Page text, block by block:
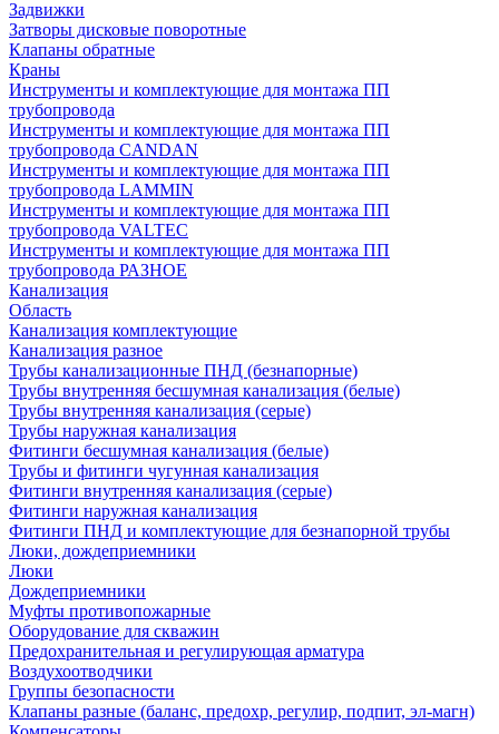
Задвижки
Затворы дисковые поворотные
Клапаны обратные
Краны
Инструменты и комплектующие для монтажа ПП
трубопровода
Инструменты и комплектующие для монтажа ПП
трубопровода CANDAN
Инструменты и комплектующие для монтажа ПП
трубопровода LAMMIN
Инструменты и комплектующие для монтажа ПП
трубопровода VALTEC
Инструменты и комплектующие для монтажа ПП
трубопровода РАЗНОЕ
Канализация
Область
Канализация комплектующие
Канализация разное
Трубы канализационные ПНД (безнапорные)
Трубы внутренняя бесшумная канализация (белые)
Трубы внутренняя канализация (серые)
Трубы наружная канализация
Фитинги бесшумная канализация (белые)
Трубы и фитинги чугунная канализация
Фитинги внутренняя канализация (серые)
Фитинги наружная канализация
Фитинги ПНД и комплектующие для безнапорной трубы
Люки, дождеприемники
Люки
Дождеприемники
Муфты противопожарные
Оборудование для скважин
Предохранительная и регулирующая арматура
Воздухоотводчики
Группы безопасности
Клапаны разные (баланс, предохр, регулир, подпит, эл-магн)